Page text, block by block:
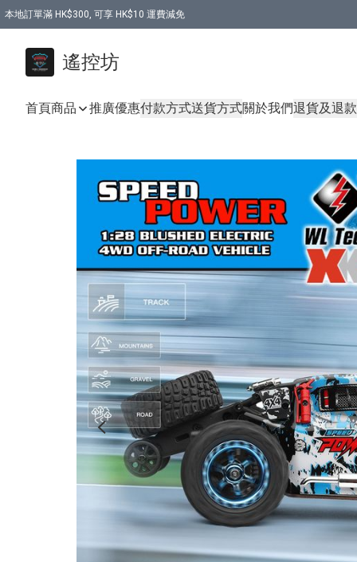
本地訂單滿 HK$300, 可享 HK$10 運費減免
遙控坊
首頁商品 推廣優惠付款方式送貨方式關於我們退貨及退